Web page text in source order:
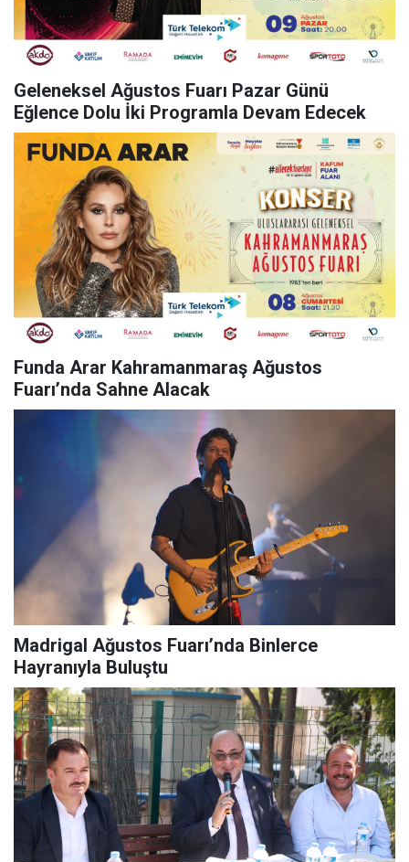
Geleneksel Ağustos Fuarı Pazar Günü
Eğlence Dolu İki Programla Devam Edecek
Funda Arar Kahramanmaraş Ağustos
Fuarı’nda Sahne Alacak
Madrigal Ağustos Fuarı’nda Binlerce
Hayranıyla Buluştu